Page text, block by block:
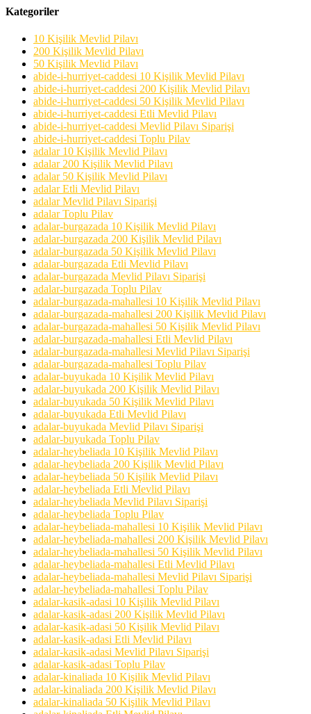
Kategoriler
10 Kişilik Mevlid Pilavı
200 Kişilik Mevlid Pilavı
50 Kişilik Mevlid Pilavı
abide-i-hurriyet-caddesi 10 Kişilik Mevlid Pilavı
abide-i-hurriyet-caddesi 200 Kişilik Mevlid Pilavı
abide-i-hurriyet-caddesi 50 Kişilik Mevlid Pilavı
abide-i-hurriyet-caddesi Etli Mevlid Pilavı
abide-i-hurriyet-caddesi Mevlid Pilavı Siparişi
abide-i-hurriyet-caddesi Toplu Pilav
adalar 10 Kişilik Mevlid Pilavı
adalar 200 Kişilik Mevlid Pilavı
adalar 50 Kişilik Mevlid Pilavı
adalar Etli Mevlid Pilavı
adalar Mevlid Pilavı Siparişi
adalar Toplu Pilav
adalar-burgazada 10 Kişilik Mevlid Pilavı
adalar-burgazada 200 Kişilik Mevlid Pilavı
adalar-burgazada 50 Kişilik Mevlid Pilavı
adalar-burgazada Etli Mevlid Pilavı
adalar-burgazada Mevlid Pilavı Siparişi
adalar-burgazada Toplu Pilav
adalar-burgazada-mahallesi 10 Kişilik Mevlid Pilavı
adalar-burgazada-mahallesi 200 Kişilik Mevlid Pilavı
adalar-burgazada-mahallesi 50 Kişilik Mevlid Pilavı
adalar-burgazada-mahallesi Etli Mevlid Pilavı
adalar-burgazada-mahallesi Mevlid Pilavı Siparişi
adalar-burgazada-mahallesi Toplu Pilav
adalar-buyukada 10 Kişilik Mevlid Pilavı
adalar-buyukada 200 Kişilik Mevlid Pilavı
adalar-buyukada 50 Kişilik Mevlid Pilavı
adalar-buyukada Etli Mevlid Pilavı
adalar-buyukada Mevlid Pilavı Siparişi
adalar-buyukada Toplu Pilav
adalar-heybeliada 10 Kişilik Mevlid Pilavı
adalar-heybeliada 200 Kişilik Mevlid Pilavı
adalar-heybeliada 50 Kişilik Mevlid Pilavı
adalar-heybeliada Etli Mevlid Pilavı
adalar-heybeliada Mevlid Pilavı Siparişi
adalar-heybeliada Toplu Pilav
adalar-heybeliada-mahallesi 10 Kişilik Mevlid Pilavı
adalar-heybeliada-mahallesi 200 Kişilik Mevlid Pilavı
adalar-heybeliada-mahallesi 50 Kişilik Mevlid Pilavı
adalar-heybeliada-mahallesi Etli Mevlid Pilavı
adalar-heybeliada-mahallesi Mevlid Pilavı Siparişi
adalar-heybeliada-mahallesi Toplu Pilav
adalar-kasik-adasi 10 Kişilik Mevlid Pilavı
adalar-kasik-adasi 200 Kişilik Mevlid Pilavı
adalar-kasik-adasi 50 Kişilik Mevlid Pilavı
adalar-kasik-adasi Etli Mevlid Pilavı
adalar-kasik-adasi Mevlid Pilavı Siparişi
adalar-kasik-adasi Toplu Pilav
adalar-kinaliada 10 Kişilik Mevlid Pilavı
adalar-kinaliada 200 Kişilik Mevlid Pilavı
adalar-kinaliada 50 Kişilik Mevlid Pilavı